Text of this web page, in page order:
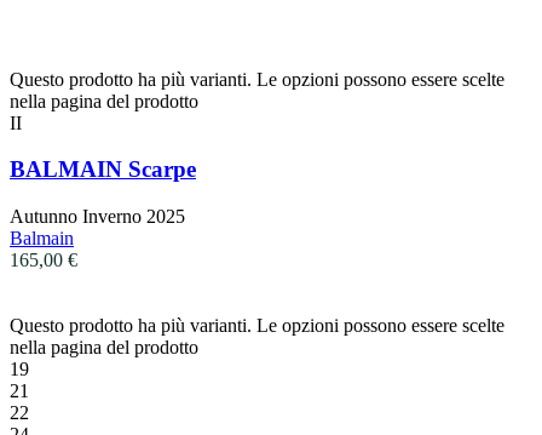
Questo prodotto ha più varianti. Le opzioni possono essere scelte
nella pagina del prodotto
II
BALMAIN Scarpe
Autunno Inverno 2025
Balmain
165,00 €
Questo prodotto ha più varianti. Le opzioni possono essere scelte
nella pagina del prodotto
19
21
22